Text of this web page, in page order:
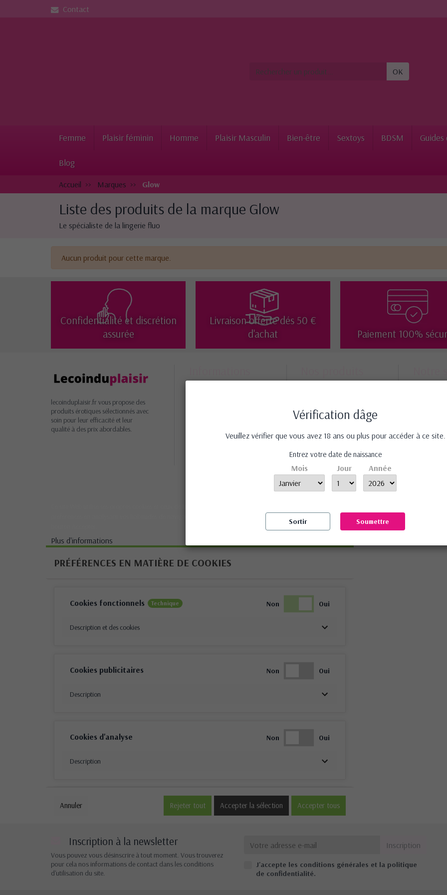
Contact
OK
Femme Plaisir féminin Homme Plaisir Masculin Bien-être Sextoys BDSM
Blog
Accueil Marques Glow
Liste des produits de la marque Glow
Le spécialiste de la lingerie fluo
Aucun produit pour cette marque.
Confidentialité et discrétion
assurée
Livraison offerte dés 50 €
d'achat
Paiement 100%
lecoinduplaisir.fr vous propose des
produits érotiques sélectionnés avec
soin pour leur efficacité et leur
qualité à des prix abordables.
Paiement sécurisé
Meilleures ventes
Vérification dâge
Veuillez vérifier que vous avez 18 ans ou plus pour accéder à ce site.
Entrez votre date de naissance
Mois Jour Année
Sortir Soumettre
préférences en analysant vos habitudes de navigation. Pour donner votre consentement à son utilisation, appuyez sur le
Plus d'informations
PRÉFÉRENCES EN MATIÈRE DE COOKIES
Cookies fonctionnels Technique Non Oui
Description et des cookies
Cookies publicitaires Non Oui
Description
Cookies d'analyse Non Oui
Description
Cookies de performance Non Oui
Autres cookies Non
Annuler Rejeter tout Accepter la sélection Accepter tous
Inscription à la newsletter
Vous pouvez vous désinscrire à tout moment. Vous trouverez
pour cela nos informations de contact dans les conditions
d'utilisation du site.
J'accepte les conditions générales et la politique
de confidentialité.